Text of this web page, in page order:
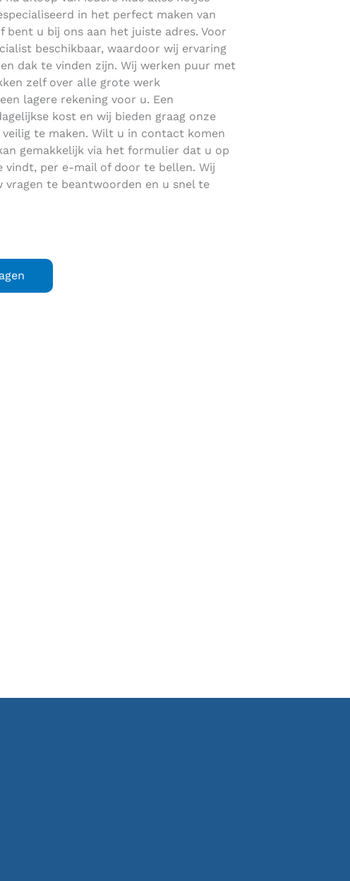
in het perfect maken van
bent u bij ons aan het juiste adres. Voor
beschikbaar, waardoor wij ervaring
dak te vinden zijn. Wij werken puur met
zelf over alle grote werk
lagere rekening voor u. Een
kost en wij bieden graag onze
te maken. Wilt u in contact komen
gemakkelijk via het formulier dat u op
vindt, per e-mail of door te bellen. Wij
te beantwoorden en u snel te